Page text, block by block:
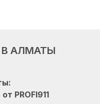
PROFI911
В АЛМАТЫ